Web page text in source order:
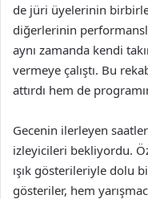
de jüri üyelerinin
diğerlerinin
aynı zamanda kendi
vermeye çalıştı. Bu
attırdı hem de
Gecenin ilerleyen
izleyicileri bekliyordu.
ışık gösterileriyle dolu
gösteriler, hem